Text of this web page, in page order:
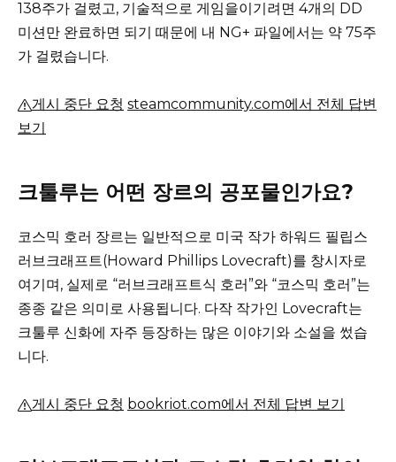
138주가 걸렸고, 기술적으로 게임을이기려면 4개의 DD
미션만 완료하면 되기 때문에 내 NG+ 파일에서는 약 75주
가 걸렸습니다.
게시 중단 요청 steamcommunity.com에서 전체 답변
보기
크툴루는 어떤 장르의 공포물인가요?
코스믹 호러 장르는 일반적으로 미국 작가 하워드 필립스
러브크래프트(Howard Phillips Lovecraft)를 창시자로
여기며, 실제로 “러브크래프트식 호러”와 “코스믹 호러”는
종종 같은 의미로 사용됩니다. 다작 작가인 Lovecraft는
크툴루 신화에 자주 등장하는 많은 이야기와 소설을 썼습
니다.
게시 중단 요청 bookriot.com에서 전체 답변 보기